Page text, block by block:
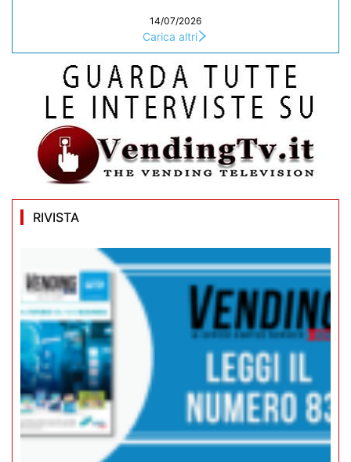
14/07/2026
Carica altri
RIVISTA